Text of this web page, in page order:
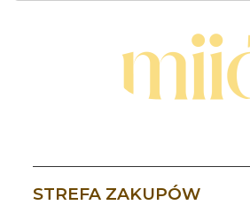
Linki w stopce
STREFA ZAKUPÓW